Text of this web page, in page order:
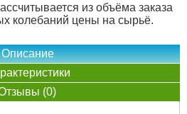
из объёма заказа
колебаний цены на сырьё.
Описание
(0)